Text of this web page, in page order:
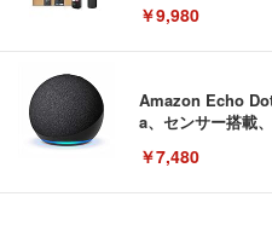
￥9,980
Amazon Echo
a、センサー搭載
￥7,480